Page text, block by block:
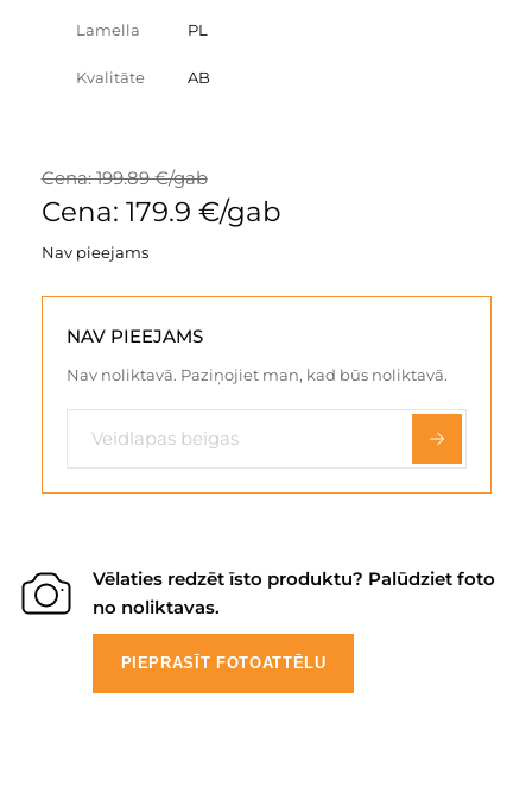
Lamella PL
Kvalitāte AB
Cena: 199.89 €/gab
Cena: 179.9 €/gab
Nav pieejams
NAV PIEEJAMS
Nav noliktavā. Paziņojiet man, kad būs noliktavā.
Vēlaties redzēt īsto produktu? Palūdziet foto
no noliktavas.
PIEPRASĪT FOTOATTĒLU